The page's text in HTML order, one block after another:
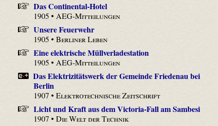
Das Continental-Hotel
1905 • AEG-Mitteilungen
Unsere Feuerwehr
1905 •Berliner Leben
Eine elektrische Müllverladestation
1905 • AEG-Mitteilungen
Das Elektrizitätswerk der Gemeinde Friedenau bei
Berlin
1907 •Elektrotechnische Zeitschrift
Licht und Kraft aus dem Victoria-Fall am Sambesi
1907 •Die Welt der Technik